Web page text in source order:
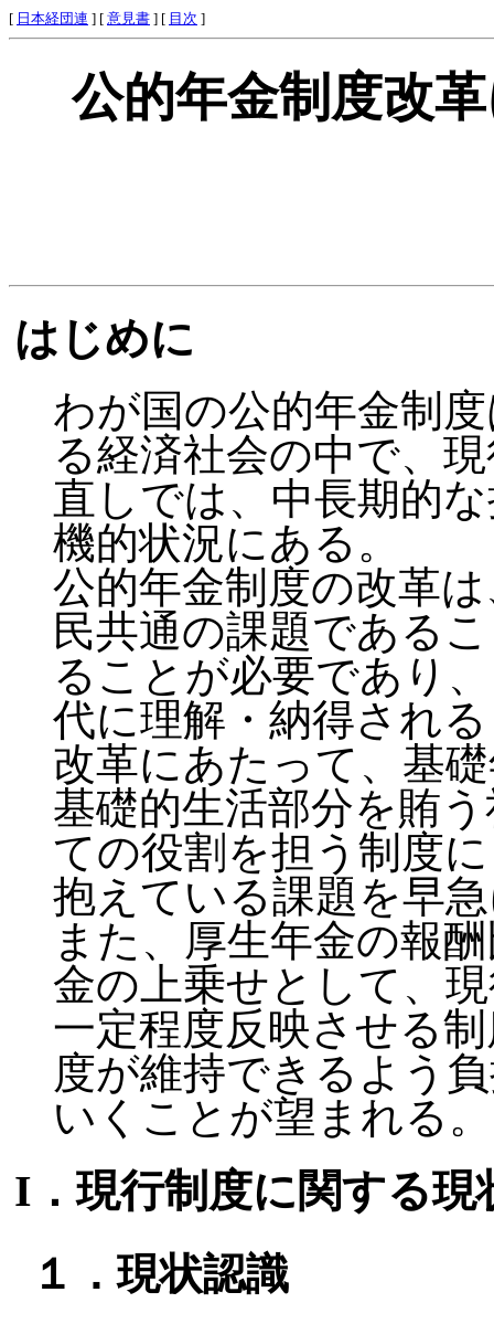
[ 日本経団連 ] [ 意見書 ] [ 目次 ]
公的年金制度改
はじめに
わが国の公的年金制
る経済社会の中で、
直しでは、中長期的
機的状況にある。
公的年金制度の改革
民共通の課題である
ることが必要であり
代に理解・納得され
改革にあたって、基
基礎的生活部分を賄
ての役割を担う制度
抱えている課題を早
また、厚生年金の報
金の上乗せとして、
一定程度反映させる
度が維持できるよう
いくことが望まれる。
I．現行制度に関する現
１．現状認識